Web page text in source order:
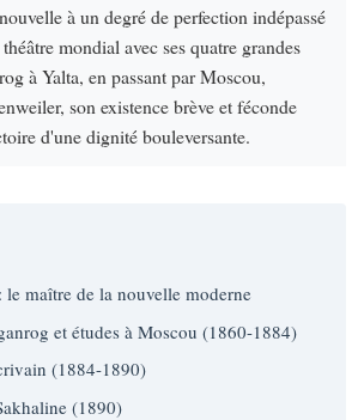
à un degré de perfection indépassé
mondial avec ses quatre grandes
à Yalta, en passant par Moscou,
son existence brève et féconde
d'une dignité bouleversante.
maître de la nouvelle moderne
et études à Moscou (1860-1884)
(1884-1890)
(1890)